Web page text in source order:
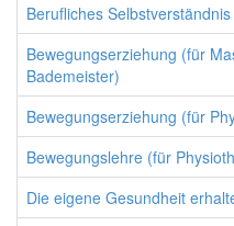
Berufliches
Bewegungserziehung (für
Bademeister)
Bewegungserziehung (für
Bewegungslehre (für
Die eigene Gesundheit